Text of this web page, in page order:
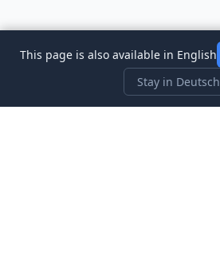
This page is also available in English
Stay in Deutsch